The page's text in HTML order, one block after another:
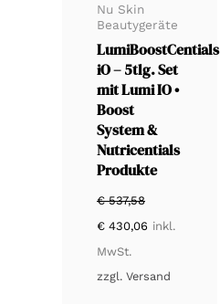
Nu Skin
Beautygeräte
LumiBoostCentials
iO – 5tlg. Set
mit Lumi IO •
Boost
System &
Nutricentials
Produkte
€537,58
Ursprünglicher
Preis
war:
€ 430,06
Aktueller
Preis
inkl.
MwSt.
zzgl. Versand